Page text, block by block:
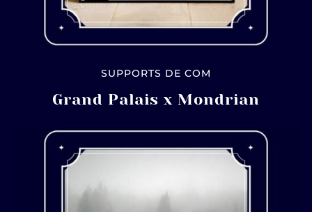
SUPPORTS DE COM
Grand Palais x Mondrian